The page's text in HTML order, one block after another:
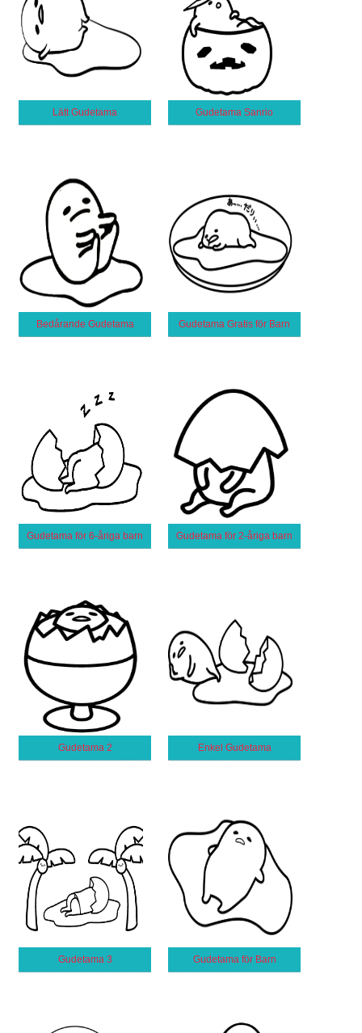
Lätt Gudetama Gudetama Sanrio
Bedårande Gudetama Gudetama Gratis för Barn
Gudetama för 6-åriga barn Gudetama för 2-åriga barn
Gudetama 2 Enkel Gudetama
Gudetama 3 Gudetama för Barn